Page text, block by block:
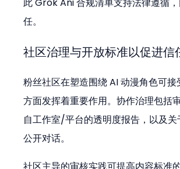
任。
社区治理与开放标准以促进信
粉丝社区在塑造围绕 AI 动漫角色可
方面发挥着重要作用。协作治理包括
自工作室/平台的透明度报告，以及关
公开对话。
社区主导的审核实践可提高内容标准